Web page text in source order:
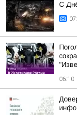
С
06:10